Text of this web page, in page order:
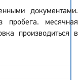
документами.
пробега. месячная
производиться в